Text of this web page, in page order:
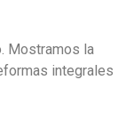
Mostramos la
integrales